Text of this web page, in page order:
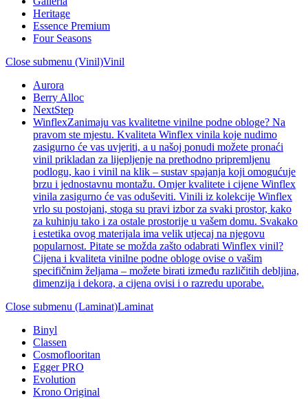
Heritage
Essence Premium
Four Seasons
Close submenu (Vinil)Vinil
Aurora
Berry Alloc
NextStep
WinflexZanimaju vas kvalitetne vinilne podne obloge? Na
pravom ste mjestu. Kvaliteta Winflex vinila koje nudimo
zasigurno će vas uvjeriti, a u našoj ponudi možete pronaći
vinil prikladan za lijepljenje na prethodno pripremljenu
podlogu, kao i vinil na klik – sustav spajanja koji omogućuje
brzu i jednostavnu montažu. Omjer kvalitete i cijene Winflex
vinila zasigurno će vas oduševiti. Vinili iz kolekcije Winflex
vrlo su postojani, stoga su pravi izbor za svaki prostor, kako
za kuhinju tako i za ostale prostorije u vašem domu. Svakako
i estetika ovog materijala ima velik utjecaj na njegovu
popularnost. Pitate se možda zašto odabrati Winflex vinil?
Cijena i kvaliteta vinilne podne obloge ovise o vašim
specifičnim željama – možete birati između različitih debljina,
dimenzija i dekora, a cijena ovisi i o razredu uporabe.
Close submenu (Laminat)Laminat
Binyl
Classen
Cosmoflooritan
Egger PRO
Evolution
Krono Original